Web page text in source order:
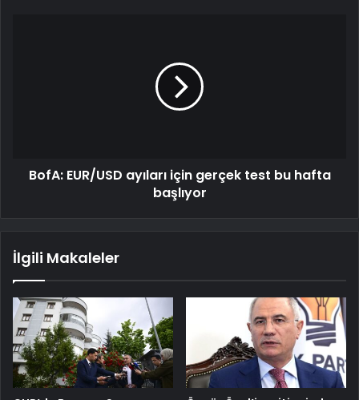
BofA: EUR/USD ayıları için gerçek test bu hafta
başlıyor
İlgili Makaleler